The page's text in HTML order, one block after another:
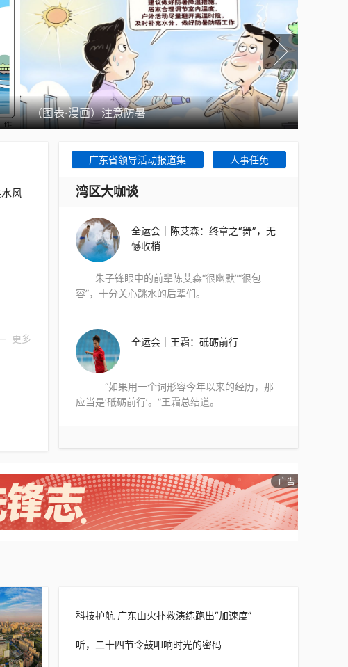
（图表·漫画）注意防暑
风
更多
广东省领导活动报道集 人事任免
湾区大咖谈
全运会｜陈艾森：终章之“舞”，无
憾收梢
朱子锋眼中的前辈陈艾森“很幽默”“很包
容”，十分关心跳水的后辈们。
全运会｜王霜：砥砺前行
“如果用一个词形容今年以来的经历，那
应当是‘砥砺前行’。”王霜总结道。
科技护航 广东山火扑救演练跑出“加速度”
听，二十四节令鼓叩响时光的密码